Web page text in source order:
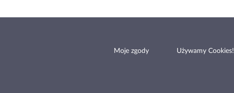
Moje zgody Używamy Cookies!